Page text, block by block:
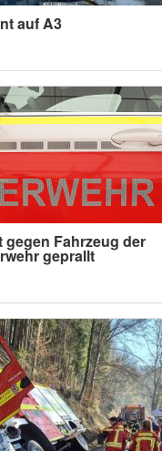
auf A3
gegen Fahrzeug der
geprallt